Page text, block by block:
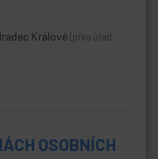
Králové (přes úřad
OSOBNÍCH